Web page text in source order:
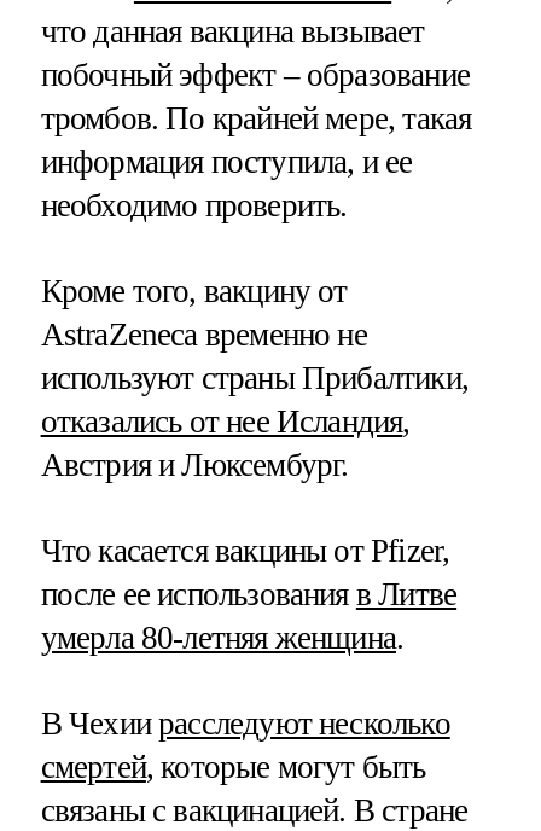
что данная вакцина вызывает
побочный эффект – образование
тромбов. По крайней мере, такая
информация поступила, и ее
необходимо проверить.
Кроме того, вакцину от
AstraZeneca временно не
используют страны Прибалтики,
отказались от нее Исландия,
Австрия и Люксембург.
Что касается вакцины от Pfizer,
после ее использования в Литве
умерла 80-летняя женщина.
В Чехиирасследуют несколько
смертей, которые могут быть
связаны с вакцинацией. В стране